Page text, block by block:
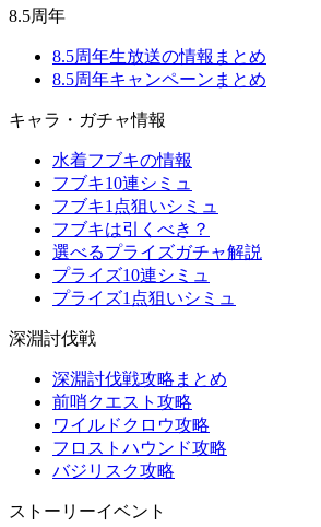
8.5周年
8.5周年生放送の情報まとめ
8.5周年キャンペーンまとめ
キャラ・ガチャ情報
水着フブキの情報
フブキ10連シミュ
フブキ1点狙いシミュ
フブキは引くべき？
選べるプライズガチャ解説
プライズ10連シミュ
プライズ1点狙いシミュ
深淵討伐戦
深淵討伐戦攻略まとめ
前哨クエスト攻略
ワイルドクロウ攻略
フロストハウンド攻略
バジリスク攻略
ストーリーイベント